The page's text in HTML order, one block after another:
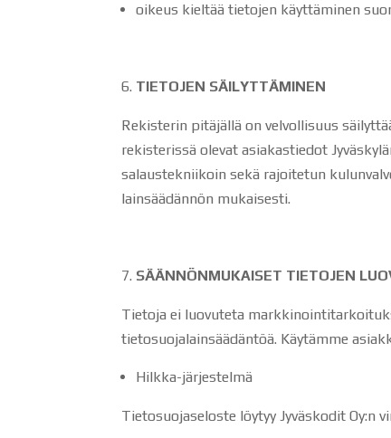
oikeus kieltää tietojen käyttäminen
TIETOJEN SÄILYTTÄMINEN
Rekisterin pitäjällä on velvollisuus
rekisterissä olevat asiakastiedot
salaustekniikoin sekä rajoitetun
lainsäädännön mukaisesti.
SÄÄNNÖNMUKAISET TIETOJEN
Tietoja ei luovuteta
tietosuojalainsäädäntöä. Käytämme
Hilkka-järjestelmä
Tietosuojaseloste löytyy Jyväskodit Oy:n